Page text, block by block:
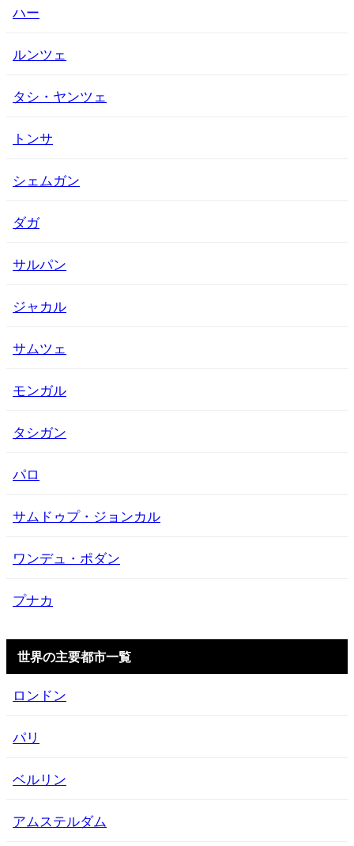
ハー
ルンツェ
タシ・ヤンツェ
トンサ
シェムガン
ダガ
サルパン
ジャカル
サムツェ
モンガル
タシガン
パロ
サムドゥプ・ジョンカル
ワンデュ・ポダン
プナカ
世界の主要都市一覧
ロンドン
パリ
ベルリン
アムステルダム